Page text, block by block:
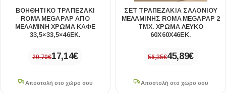
ΒΟΗΘΗΤΙΚΌ ΤΡΑΠΕΖΆΚΙ
ROMA MEGAPAP ΑΠΌ
ΜΕΛΑΜΊΝΗ ΧΡΏΜΑ ΚΑΦΈ
33,5×33,5×46ΕΚ.
20,70€17,14€
Αποστολή στο χώρο σου
ΣΕΤ ΤΡΑΠΕΖΆΚΙΑ ΣΑΛΟΝΙΟΎ
ΜΕΛΑΜΊΝΗΣ ROMA MEGAPAP 2
ΤΜΧ. ΧΡΏΜΑ ΛΕΥΚΌ
60X60X46ΕΚ.
56,35€45,89€
Αποστολή στο χώρο σου